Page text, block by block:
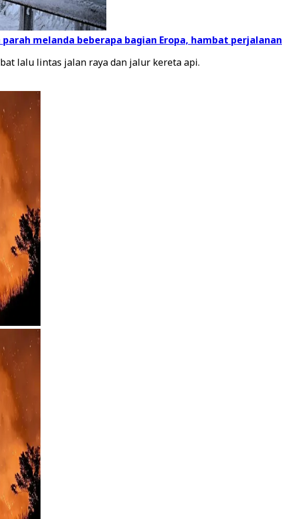
melanda beberapa bagian Eropa, hambat perjalanan
lalu lintas jalan raya dan jalur kereta api.